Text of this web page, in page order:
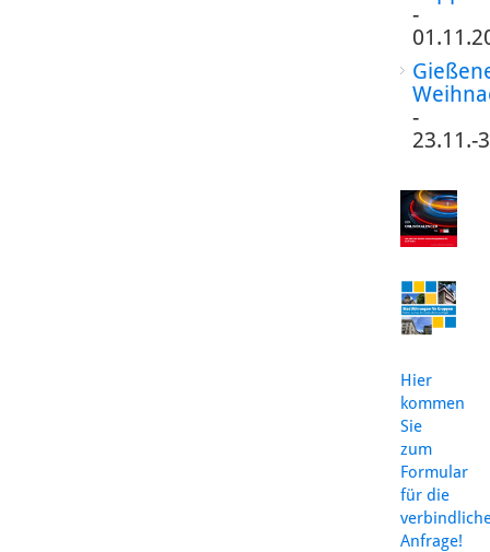
-
-
23.11.-
Hier
kommen
Sie
zum
Formular
für die
Anfrage!